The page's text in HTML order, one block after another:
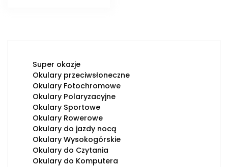
Super okazje
Okulary przeciwsłoneczne
Okulary Fotochromowe
Okulary Polaryzacyjne
Okulary Sportowe
Okulary Rowerowe
Okulary do jazdy nocą
Okulary Wysokogórskie
Okulary do Czytania
Okulary do Komputera